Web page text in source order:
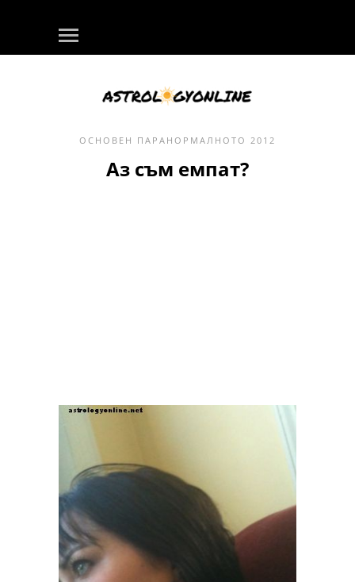
ОСНОВЕН ПАРАНОРМАЛНОТО 2012
Аз съм емпат?